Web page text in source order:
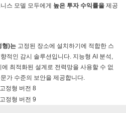
스 모델 모두에게 높은 투자 수익률을 제공
형)는 고정된 장소에 설치하기에 적합한 스
적인 감시 솔루션입니다. 지능형 AI 분석,
최적화된 설계로 전력망을 사용할 수 없
가 수준의 보안을 제공합니다.